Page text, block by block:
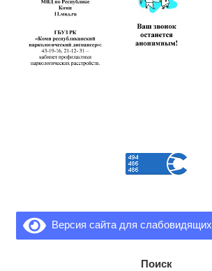
Версия сайта для слабовидящих
Поиск